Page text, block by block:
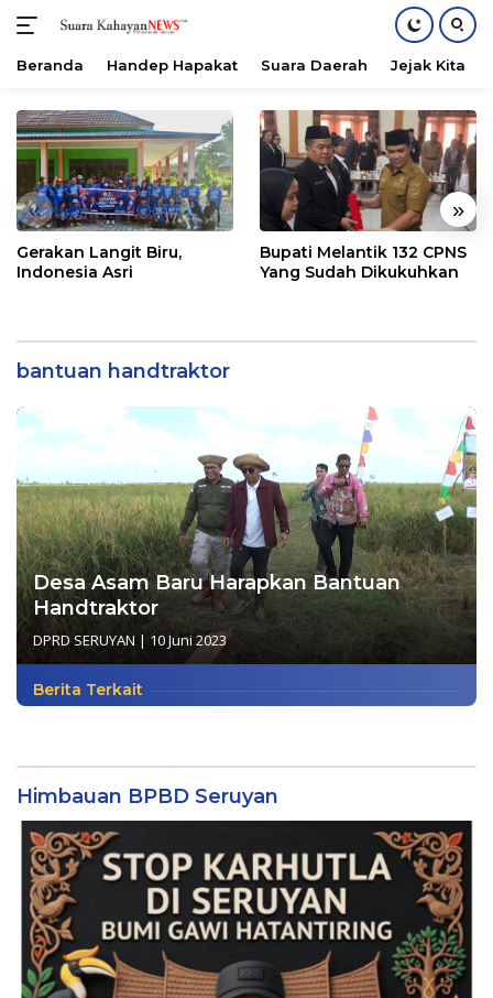
konten
Beranda Handep Hapakat Suara Daerah Jejak Kita
« »
Gerakan Langit Biru,
Indonesia Asri
Bupati Melantik 132 CPNS
Yang Sudah Dikukuhkan
bantuan handtraktor
Desa Asam Baru Harapkan Bantuan
Handtraktor
DPRD SERUYAN | 10 Juni 2023
Berita Terkait
Himbauan BPBD Seruyan